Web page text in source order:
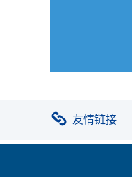
友情链接